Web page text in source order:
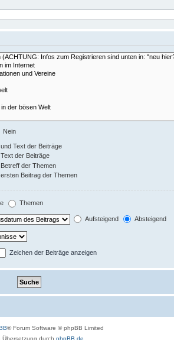
Nein
Text der Beiträge
der Beiträge
der Themen
Beitrag der Themen
Themen
Aufsteigend Absteigend
Zeichen der Beiträge anzeigen
® Forum Software © phpBB Limited
Übersetzung durch phpBB.de